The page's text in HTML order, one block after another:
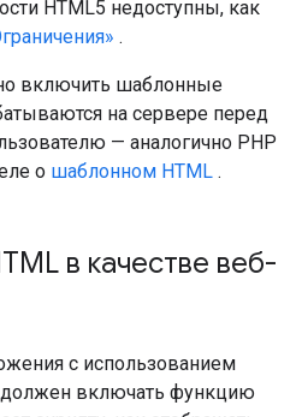
HTML5 недоступны, как
.
включить шаблонные
на сервере перед
— аналогично PHP
о шаблонном HTML .
в качестве веб-
с использованием
включать функцию